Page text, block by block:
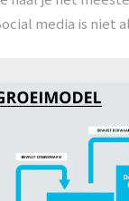
media is niet